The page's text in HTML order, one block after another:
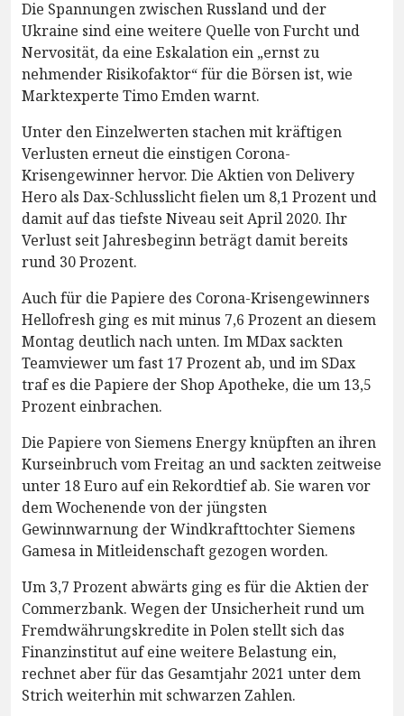
Die Spannungen zwischen Russland und der
Ukraine sind eine weitere Quelle von Furcht und
Nervosität, da eine Eskalation ein „ernst zu
nehmender Risikofaktor“ für die Börsen ist, wie
Marktexperte Timo Emden warnt.
Unter den Einzelwerten stachen mit kräftigen
Verlusten erneut die einstigen Corona-
Krisengewinner hervor. Die Aktien von Delivery
Hero als Dax-Schlusslicht fielen um 8,1 Prozent und
damit auf das tiefste Niveau seit April 2020. Ihr
Verlust seit Jahresbeginn beträgt damit bereits
rund 30 Prozent.
Auch für die Papiere des Corona-Krisengewinners
Hellofresh ging es mit minus 7,6 Prozent an diesem
Montag deutlich nach unten. Im MDax sackten
Teamviewer um fast 17 Prozent ab, und im SDax
traf es die Papiere der Shop Apotheke, die um 13,5
Prozent einbrachen.
Die Papiere von Siemens Energy knüpften an ihren
Kurseinbruch vom Freitag an und sackten zeitweise
unter 18 Euro auf ein Rekordtief ab. Sie waren vor
dem Wochenende von der jüngsten
Gewinnwarnung der Windkrafttochter Siemens
Gamesa in Mitleidenschaft gezogen worden.
Um 3,7 Prozent abwärts ging es für die Aktien der
Commerzbank. Wegen der Unsicherheit rund um
Fremdwährungskredite in Polen stellt sich das
Finanzinstitut auf eine weitere Belastung ein,
rechnet aber für das Gesamtjahr 2021 unter dem
Strich weiterhin mit schwarzen Zahlen.